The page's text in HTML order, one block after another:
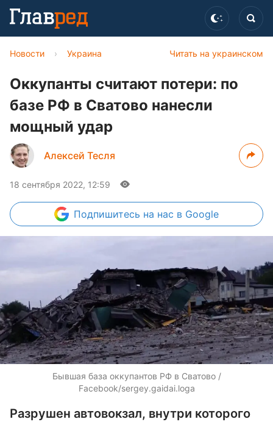
Читать на украинском
Новости › Украина
Оккупанты считают потери: по
базе РФ в Сватово нанесли
мощный удар
Алексей Тесля
18 сентября 2022, 12:59
Подпишитесь на нас в Google
Бывшая база оккупантов РФ в Сватово /
Facebook/sergey.gaidai.loga
Разрушен автовокзал, внутри которого